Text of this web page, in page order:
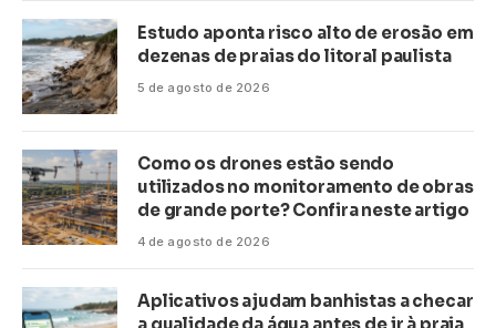
Estudo aponta risco alto de erosão em
dezenas de praias do litoral paulista
5 de agosto de 2026
Como os drones estão sendo
utilizados no monitoramento de obras
de grande porte? Confira neste artigo
4 de agosto de 2026
Aplicativos ajudam banhistas a checar